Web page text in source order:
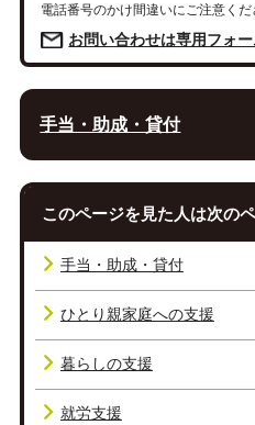
電話番号のかけ間違いにご注意くだ
お問い合わせは専用フォー
手当・助成・貸付
このページを見た人は次の
手当・助成・貸付
ひとり親家庭への支援
暮らしの支援
就労支援